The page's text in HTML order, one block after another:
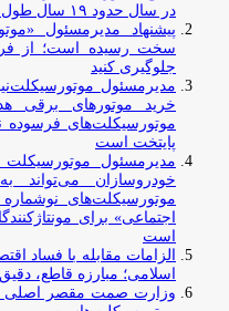
در سال حدود ۱۹ سال طول می‌کشد
پیشنهاد مدیرمسئول
سخت رسیده است؛ از
جلوگیری کنید
مدیرمسئول
خرید موتورهای برقی
موتورسیکلت‌های فرسوده
پایتخت است
مدیرمسئول
خودروسازان می‌تواند
موتورسیکلت‌های
اجتماعی» برای
است
الزامات مقابله با فساد
اسلامی؛ مبارزه قاطع،
وزارت صمت مقصر اصلی